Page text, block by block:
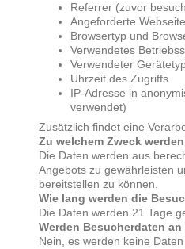
Referrer (zuvor
Angeforderte
Browsertyp und
Verwendetes
Verwendeter
Uhrzeit des Zugriffs
IP-Adresse in
verwendet)
Zusätzlich findet eine
Zu welchem Zweck
Die Daten werden aus
Angebots zu gewährleisten
bereitstellen zu können.
Wie lang werden die
Die Daten werden 21 Tage
Werden Besucherdaten
Nein, es werden keine